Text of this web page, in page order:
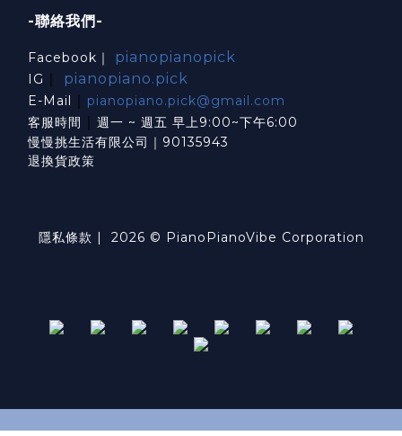
-聯絡我們-
Facebook｜ pianopianopick
IG ｜ pianopiano.pick
E-Mail ｜ pianopiano.pick@gmail.com
客服時間 ｜ 週一 ~ 週五 早上9:00~下午6:00
慢慢挑生活有限公司｜90135943
退換貨政策
隱私條款 | 2026 © PianoPianoVibe Corporation